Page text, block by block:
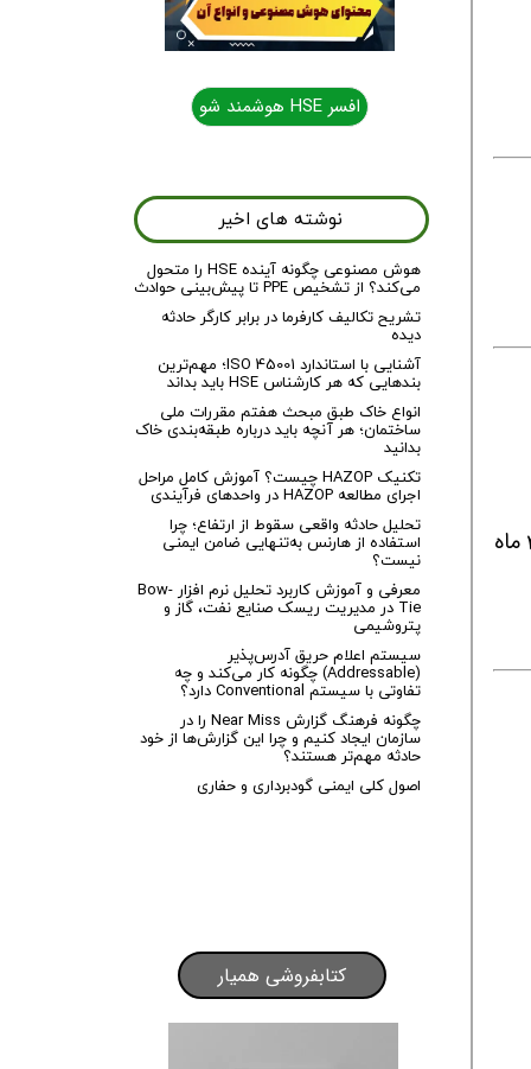
با حداقل ۳ سال سابقه کار مرتبط / به همراه شام و ناهار و صبحونه / بیمه از روز اول / پرداخت حقوق بصورت ۲ ماه
هوش مصنوعی چگونه آینده HSE را متحول
می‌کند؟ از تشخیص PPE تا پیش‌بینی حوادث
تشریح تکالیف کارفرما در برابر کارگر حادثه
دیده
آشنایی با استاندارد ISO 45001؛ مهم‌ترین
بندهایی که هر کارشناس HSE باید بداند
انواع خاک طبق مبحث هفتم مقررات ملی
ساختمان؛ هر آنچه باید درباره طبقه‌بندی خاک
بدانید
تکنیک HAZOP چیست؟ آموزش کامل مراحل
اجرای مطالعه HAZOP در واحدهای فرآیندی
تحلیل حادثه واقعی سقوط از ارتفاع؛ چرا
استفاده از هارنس به‌تنهایی ضامن ایمنی
نیست؟
معرفی و آموزش کاربرد تحلیل نرم افزار Bow-
Tie در مدیریت ریسک صنایع نفت، گاز و
پتروشیمی
سیستم اعلام حریق آدرس‌پذیر
(Addressable) چگونه کار می‌کند و چه
تفاوتی با سیستم Conventional دارد؟
چگونه فرهنگ گزارش Near Miss را در
سازمان ایجاد کنیم و چرا این گزارش‌ها از خود
حادثه مهم‌تر هستند؟
اصول کلی ایمنی گودبرداری و حفاری
نوشته های اخیر
کتابفروشی همیار
افسر HSE هوشمند شو